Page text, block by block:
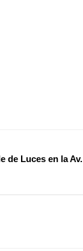
de Luces en la Av.